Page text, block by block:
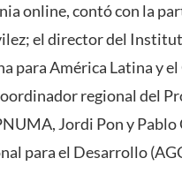
online, contó con la
el director del
para América Latina y
regional del
Jordi Pon y
para el Desarrollo